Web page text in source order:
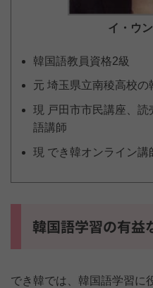
イ・ウ
韓国語教員資格2級
元 埼玉県立南稜高校の
現 戸田市市民講座、読
語講師
現 でき韓オンライン講
韓国語学習の有益
でき韓では、韓国語学習に